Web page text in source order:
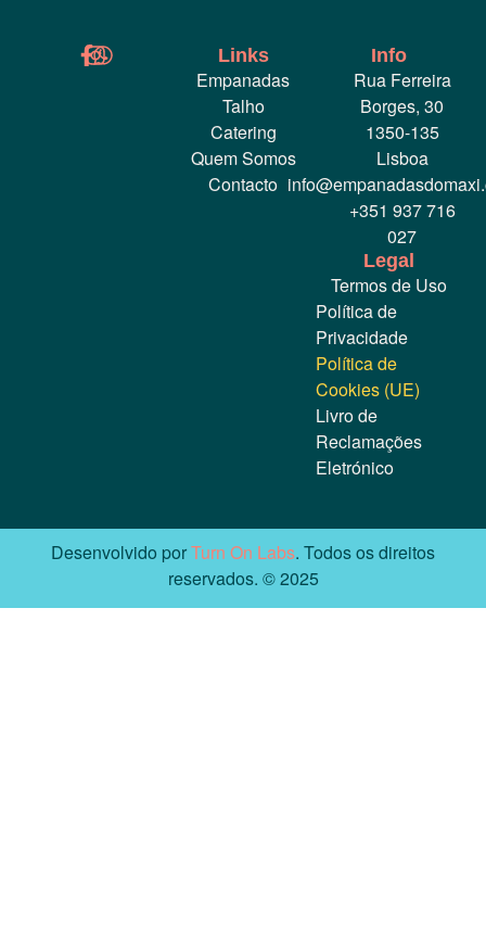
Links
Empanadas
Talho
Catering
Quem Somos
Contacto
Info
Rua Ferreira
Borges, 30
1350-135
Lisboa
+351 937 716
027
Legal
Termos de Uso
Política de
Privacidade
Política de
Cookies (UE)
Livro de
Reclamações
Eletrónico
Desenvolvido porTurn On Labs. Todos os direitos
reservados. © 2025